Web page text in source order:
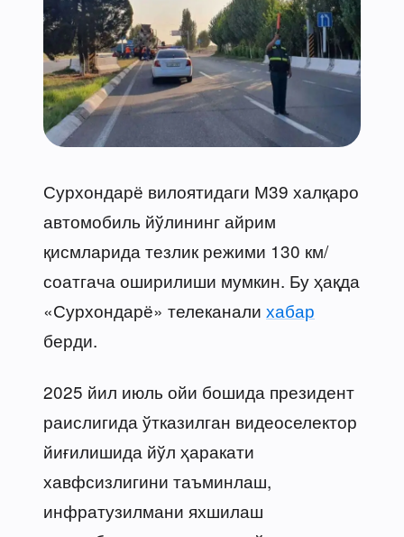
Сурхондарё вилоятидаги М39 халқаро
автомобиль йўлининг айрим
қисмларида тезлик режими 130 км/
соатгача оширилиши мумкин. Бу ҳақда
«Сурхондарё» телеканали хабар
берди.
2025 йил июль ойи бошида президент
раислигида ўтказилган видеоселектор
йиғилишида йўл ҳаракати
хавфсизлигини таъминлаш,
инфратузилмани яхшилаш